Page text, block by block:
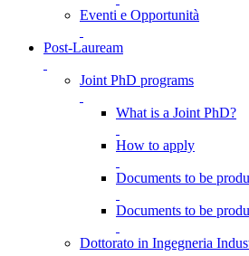
Eventi e Opportunità
Post-Lauream
Joint PhD programs
What is a Joint PhD?
How to apply
Documents to be
Documents to be
Dottorato in Ingegneria